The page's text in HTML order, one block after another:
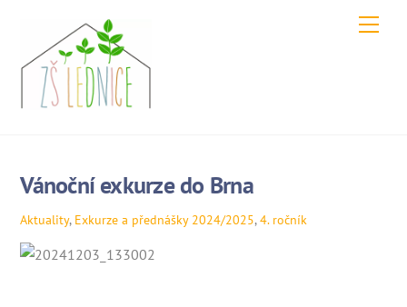
content
Vánoční exkurze do Brna
Aktuality, Exkurze a přednášky 2024/2025,4. ročník